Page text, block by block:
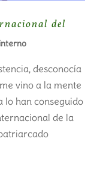
del
desconocía
vino a la mente
lo han conseguido
de la